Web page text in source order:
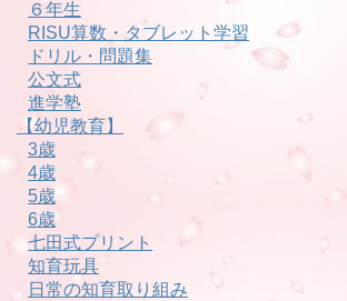
６年生
RISU算数・タブレット学習
ドリル・問題集
公文式
進学塾
【幼児教育】
3歳
4歳
5歳
6歳
七田式プリント
知育玩具
日常の知育取り組み